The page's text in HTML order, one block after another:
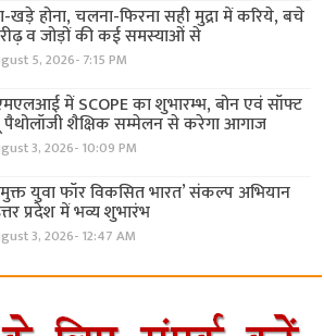
खड़े होना, चलना-फिरना सही मुद्रा में करिये, बचे
व जोड़ों की कई समस्याओं से
5, 2026- 7:15 PM
में SCOPE का शुभारम्भ, बोन एवं सॉफ्ट
पैथोलॉजी शैक्षिक सम्मेलन से करेगा आगाज
3, 2026- 10:09 PM
युवा फॉर विकसित भारत’ संकल्प अभियान
प्रदेश में भव्य शुभारंभ
3, 2026- 12:47 AM